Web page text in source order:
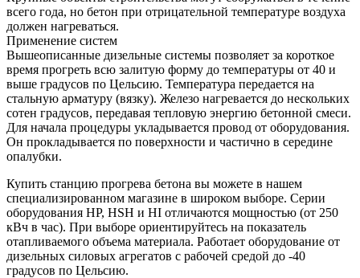
всего года, но бетон при отрицательной температуре воздуха
должен нагреваться.
Применение систем
Вышеописанные дизельные системы позволяет за короткое
время прогреть всю залитую форму до температуры от 40 и
выше градусов по Цельсию. Температура передается на
стальную арматуру (вязку). Железо нагревается до нескольких
сотен градусов, передавая тепловую энергию бетонной смеси.
Для начала процедуры укладывается провод от оборудования.
Он прокладывается по поверхности и частично в середине
опалубки.
Купить станцию прогрева бетона вы можете в нашем
специализированном магазине в широком выборе. Серии
оборудования HP, HSH и HI отличаются мощностью (от 250
кВч в час). При выборе ориентируйтесь на показатель
отапливаемого объема материала. Работает оборудование от
дизельных силовых агрегатов с рабочей средой до -40
градусов по Цельсию.